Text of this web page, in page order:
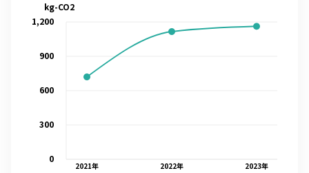
2021年 2022年 2023年
0
300
600
900
1,200
kg-CO2